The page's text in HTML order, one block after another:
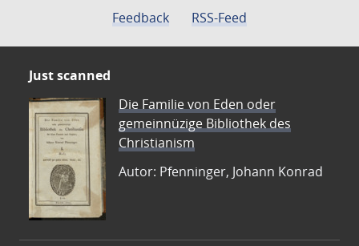
Feedback
RSS-Feed
Just scanned
Die Familie von Eden oder
gemeinnüzige Bibliothek des
Christianism
Autor: Pfenninger, Johann Konrad